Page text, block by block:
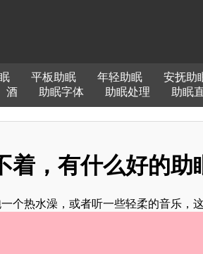
平板助眠 年轻助眠 安抚助
酒
助眠字体 助眠处理 助眠
着，有什么好的
个热水澡，或者听一些轻柔的音乐，